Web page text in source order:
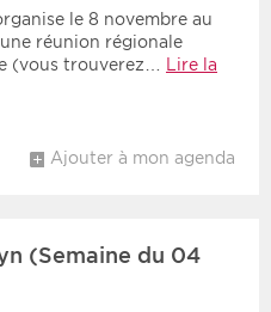
le 8 novembre au
réunion régionale
(vous trouverez…
Lire la
Ajouter à mon agenda
(Semaine du 04